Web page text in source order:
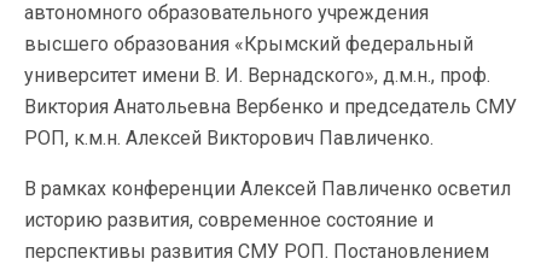
автономного образовательного учреждения
высшего образования «Крымский федеральный
университет имени В. И. Вернадского», д.м.н., проф.
Виктория Анатольевна Вербенко и председатель СМУ
РОП, к.м.н. Алексей Викторович Павличенко.
В рамках конференции Алексей Павличенко осветил
историю развития, современное состояние и
перспективы развития СМУ РОП. Постановлением